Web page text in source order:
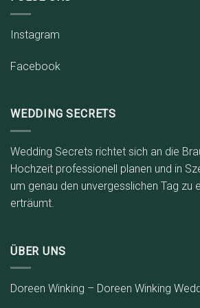
Instagram
Facebook
WEDDING SECRETS
Wedding Secrets richtet sich an die
Hochzeit professionell planen und in
um genau den unvergesslichen Tag zu
erträumt.
ÜBER UNS
Doreen Winking – Doreen Winking